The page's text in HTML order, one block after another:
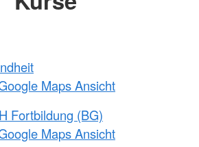
Maps Ansicht
Fortbildung (BG)
Maps Ansicht